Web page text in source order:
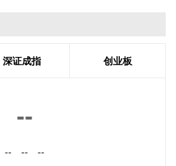
日，星光股份成功中标龙星控股
重庆通用人工智能研究院在重庆正
方案，合力打造重庆“人工智能+不
深证成指 创业板
--
-- -- --